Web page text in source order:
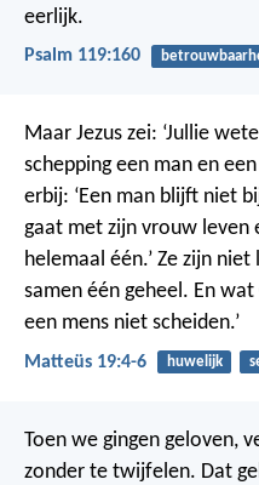
eerlijk.
Psalm 119:160
Maar Jezus zei: ‘Jullie
schepping een man en
erbij: ‘Een man blijft niet
gaat met zijn vrouw leven
helemaal één.’ Ze zijn
samen één geheel. En
een mens niet scheiden.’
Matteüs 19:4-6 huwelijk
Toen we gingen geloven,
zonder te twijfelen. Dat